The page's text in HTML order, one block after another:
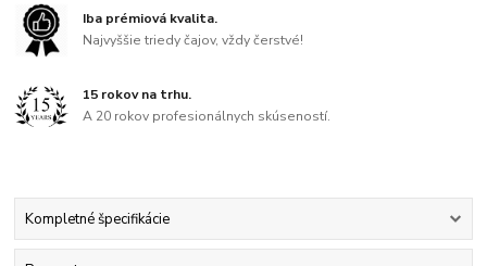
Iba prémiová kvalita.
Najvyššie triedy čajov, vždy čerstvé!
15 rokov na trhu.
A 20 rokov profesionálnych skúseností.
Kompletné špecifikácie